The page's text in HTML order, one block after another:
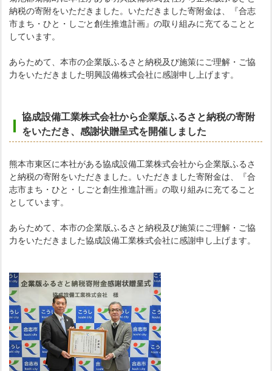
納税の寄附をいただきました。いただきました寄附金は、『合志
市まち・ひと・しごと創生推進計画』の取り組みに充てることと
しています。
あらためて、本市の企業版ふるさと納税及び施策にご理解・ご協
力をいただきました明興設備株式会社に感謝申し上げます。
協成設備工業株式会社から企業版ふるさと納税の寄附
をいただき、感謝状贈呈式を開催しました
熊本市東区に本社がある協成設備工業株式会社から企業版ふるさ
と納税の寄附をいただきました。いただきました寄附金は、『合
志市まち・ひと・しごと創生推進計画』の取り組みに充てること
としています。
あらためて、本市の企業版ふるさと納税及び施策にご理解・ご協
力をいただきました協成設備工業株式会社に感謝申し上げます。